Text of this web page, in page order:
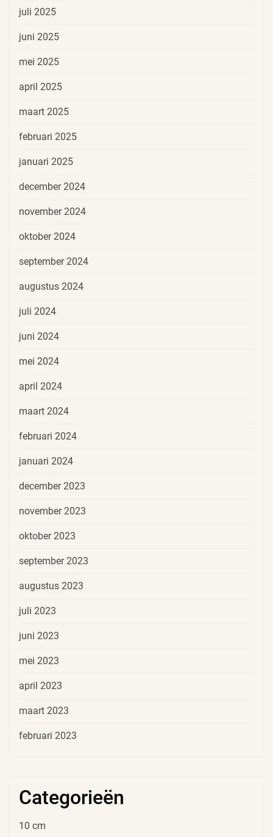
juli 2025
juni 2025
mei 2025
april 2025
maart 2025
februari 2025
januari 2025
december 2024
november 2024
oktober 2024
september 2024
augustus 2024
juli 2024
juni 2024
mei 2024
april 2024
maart 2024
februari 2024
januari 2024
december 2023
november 2023
oktober 2023
september 2023
augustus 2023
juli 2023
juni 2023
mei 2023
april 2023
maart 2023
februari 2023
Categorieën
10 cm